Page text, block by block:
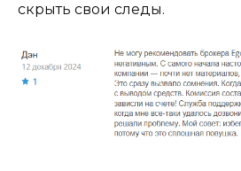
скрыть свои следы.